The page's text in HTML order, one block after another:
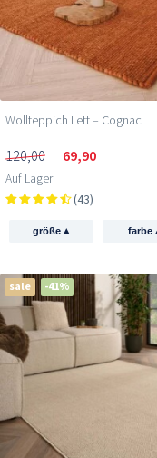
Wollteppich Lett – Cognac
120,00 69,90
Auf Lager
(43)
größe▴ farbe
sale -41%